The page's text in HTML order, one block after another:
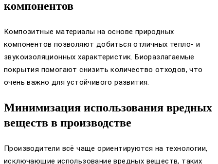
компонентов
Композитные материалы на основе природных
компонентов позволяют добиться отличных тепло- и
звукоизоляционных характеристик. Биоразлагаемые
покрытия помогают снизить количество отходов, что
очень важно для устойчивого развития.
Минимизация использования вредных
веществ в производстве
Производители всё чаще ориентируются на технологии,
исключающие использование вредных веществ, таких